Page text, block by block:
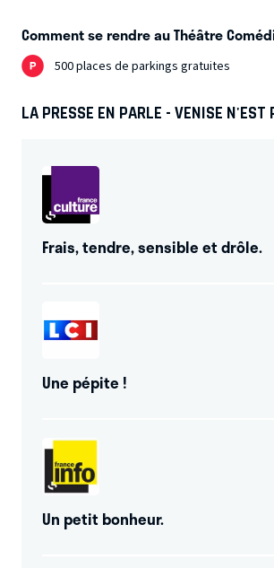
Comment se rendre au Théâtre
500 places de parkings gratuites
LA PRESSE EN PARLE - VENISE N'EST
Frais, tendre, sensible et drôle.
Une pépite !
Un petit bonheur.